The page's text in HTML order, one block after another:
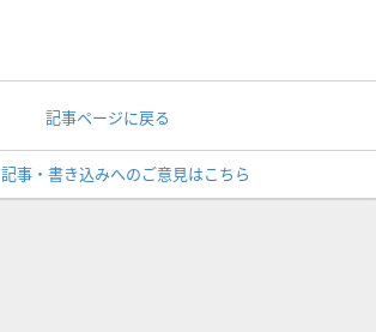
記事ページに戻る
記事・書き込みへのご意見はこちら